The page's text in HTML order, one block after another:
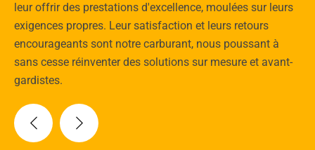
leur offrir des prestations d'excellence, moulées sur leurs
exigences propres. Leur satisfaction et leurs retours
encourageants sont notre carburant, nous poussant à
sans cesse réinventer des solutions sur mesure et avant-
gardistes.